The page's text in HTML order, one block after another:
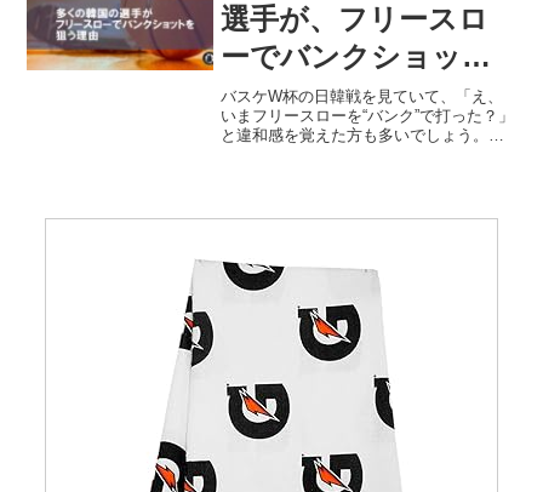
選手が、フリースロ
ーでバンクショット
を狙う理由
バスケW杯の日韓戦を見ていて、「え、
いまフリースローを“バンク”で打った？」
と違和感を覚えた方も多いでしょう。リ